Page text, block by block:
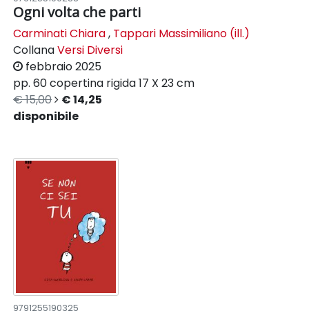
Ogni volta che parti
Carminati Chiara, Tappari Massimiliano (ill.)
CollanaVersi Diversi
febbraio 2025
pp. 60copertina rigida17 X 23 cm
€ 15,00
€ 14,25
disponibile
9791255190325